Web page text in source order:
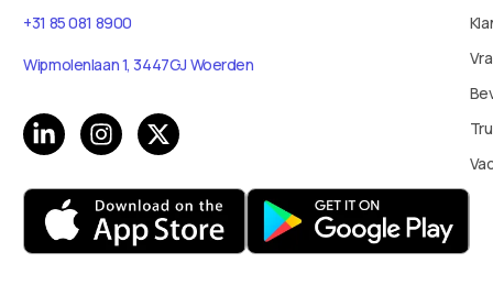
+31 85 081 8900
Wipmolenlaan 1, 3447GJ Woerden